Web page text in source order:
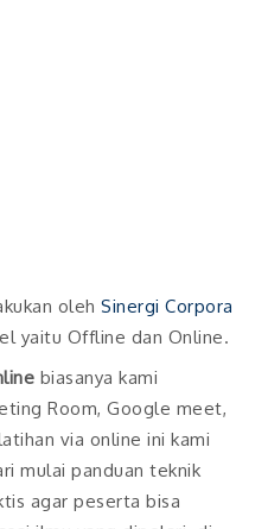
olehSinergi Corpora
yaitu Offline dan Online.
biasanya kami
Room, Google meet,
via online ini kami
mulai panduan teknik
agar peserta bisa